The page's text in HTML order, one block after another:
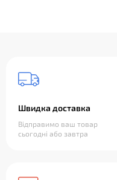
Швидка доставка
Відправимо ваш товар
сьогодні або завтра